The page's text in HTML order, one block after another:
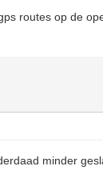
routes op de
minder